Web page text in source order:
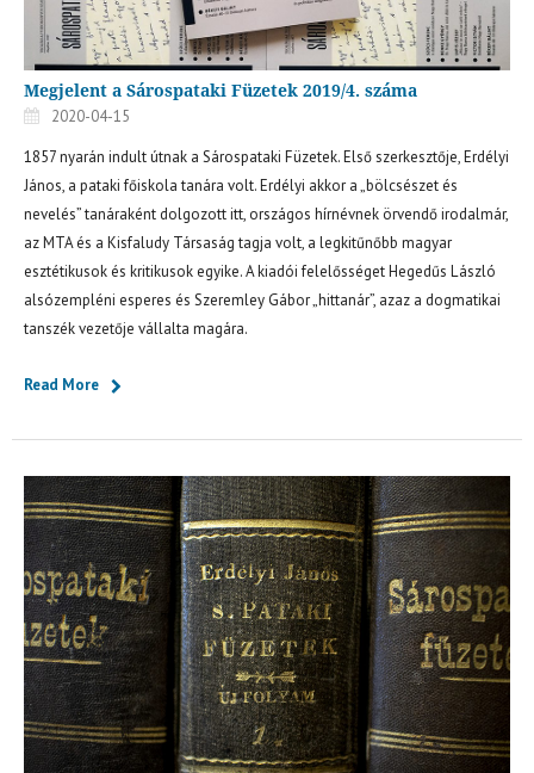
Megjelent a Sárospataki Füzetek 2019/4. száma
2020-04-15
1857 nyarán indult útnak a Sárospataki Füzetek. Első szerkesztője, Erdélyi
János, a pataki főiskola tanára volt. Erdélyi akkor a „bölcsészet és
nevelés” tanáraként dolgozott itt, országos hírnévnek örvendő irodalmár,
az MTA és a Kisfaludy Társaság tagja volt, a legkitűnőbb magyar
esztétikusok és kritikusok egyike. A kiadói felelősséget Hegedűs László
alsózempléni esperes és Szeremley Gábor „hittanár”, azaz a dogmatikai
tanszék vezetője vállalta magára.
Read More